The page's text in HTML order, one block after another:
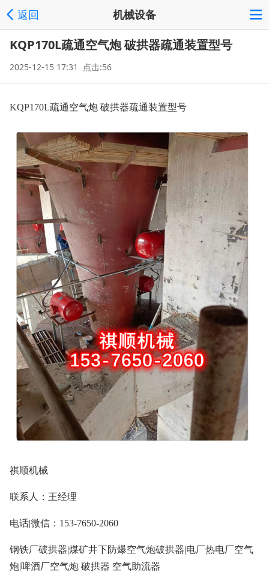
返回 机械设备
KQP170L疏通空气炮 破拱器疏通装置型号
2025-12-15 17:31 点击:56
KQP170L疏通空气炮 破拱器疏通装置型号
祺顺机械
联系人：王经理
电话|微信：153-7650-2060
钢铁厂破拱器|煤矿井下防爆空气炮破拱器|电厂热电厂空气
炮|啤酒厂空气炮 破拱器 空气助流器